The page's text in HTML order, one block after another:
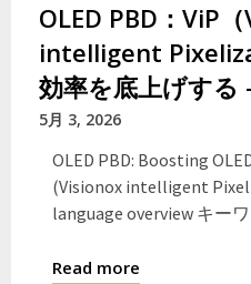
OLED PBD：ViP
intelligent
効率を底上げす
5月 3, 2026
OLED PBD: Boosting
(Visionox intelligent
language overview キー
Read more